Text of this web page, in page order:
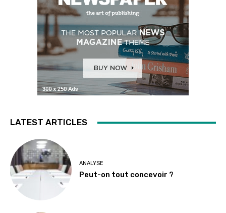
LATEST ARTICLES
ANALYSE
Peut-on tout concevoir ?